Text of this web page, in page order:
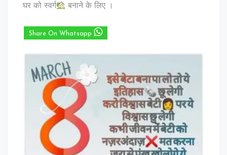
घर को स्वर्ग
बनाने के लिए ।
Share On Whatsapp